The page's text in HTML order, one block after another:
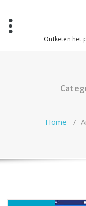
inhoud
Ontketen het
Home /